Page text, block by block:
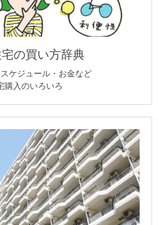
の買い方辞典
ケジュール・お金など
購入のいろいろ